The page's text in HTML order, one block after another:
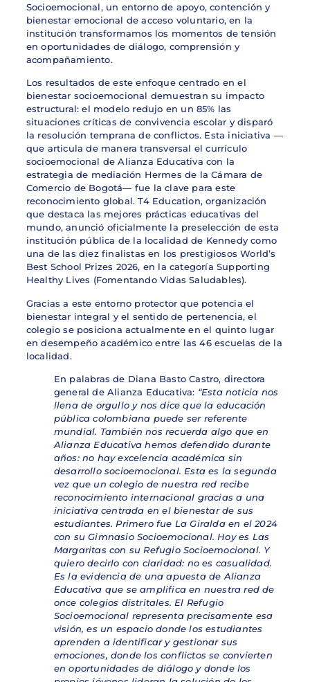
Socioemocional, un entorno de apoyo, contención y
bienestar emocional de acceso voluntario, en la
institución transformamos los momentos de tensión
en oportunidades de diálogo, comprensión y
acompañamiento.
Los resultados de este enfoque centrado en el
bienestar socioemocional demuestran su impacto
estructural: el modelo redujo en un 85% las
situaciones críticas de convivencia escolar y disparó
la resolución temprana de conflictos. Esta iniciativa —
que articula de manera transversal el currículo
socioemocional de Alianza Educativa con la
estrategia de mediación Hermes de la Cámara de
Comercio de Bogotá— fue la clave para este
reconocimiento global. T4 Education, organización
que destaca las mejores prácticas educativas del
mundo, anunció oficialmente la preselección de esta
institución pública de la localidad de Kennedy como
una de las diez finalistas en los prestigiosos World’s
Best School Prizes 2026, en la categoría Supporting
Healthy Lives (Fomentando Vidas Saludables).
Gracias a este entorno protector que potencia el
bienestar integral y el sentido de pertenencia, el
colegio se posiciona actualmente en el quinto lugar
en desempeño académico entre las 46 escuelas de la
localidad.
En palabras de Diana Basto Castro, directora
general de Alianza Educativa: “Esta noticia nos
llena de orgullo y nos dice que la educación
pública colombiana puede ser referente
mundial. También nos recuerda algo que en
Alianza Educativa hemos defendido durante
años: no hay excelencia académica sin
desarrollo socioemocional. Esta es la segunda
vez que un colegio de nuestra red recibe
reconocimiento internacional gracias a una
iniciativa centrada en el bienestar de sus
estudiantes. Primero fue La Giralda en el 2024
con su Gimnasio Socioemocional. Hoy es Las
Margaritas con su Refugio Socioemocional. Y
quiero decirlo con claridad: no es casualidad.
Es la evidencia de una apuesta de Alianza
Educativa que se amplifica en nuestra red de
once colegios distritales. El Refugio
Socioemocional representa precisamente esa
visión, es un espacio donde los estudiantes
aprenden a identificar y gestionar sus
emociones, donde los conflictos se convierten
en oportunidades de diálogo y donde los